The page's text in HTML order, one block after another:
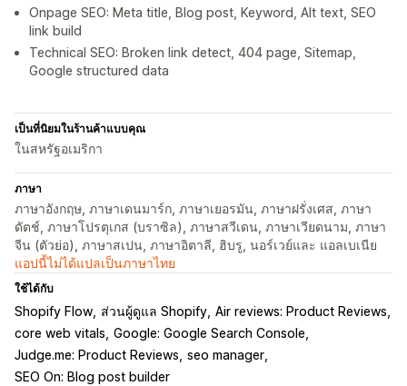
Onpage SEO: Meta title, Blog post, Keyword, Alt text, SEO
link build
Technical SEO: Broken link detect, 404 page, Sitemap,
Google structured data
เป็นที่นิยมในร้านค้าแบบคุณ
ในสหรัฐอเมริกา
ภาษา
ภาษาอังกฤษ, ภาษาเดนมาร์ก, ภาษาเยอรมัน, ภาษาฝรั่งเศส, ภาษา
ดัตช์, ภาษาโปรตุเกส (บราซิล), ภาษาสวีเดน, ภาษาเวียดนาม, ภาษา
จีน (ตัวย่อ), ภาษาสเปน, ภาษาอิตาลี, ฮิบรู, นอร์เวย์และ แอลเบเนีย
แอปนี้ไม่ได้แปลเป็นภาษาไทย
ใช้ได้กับ
Shopify Flow ส่วนผู้ดูแล Shopify Air reviews: Product Reviews
core web vitals Google: Google Search Console
Judge.me: Product Reviews seo manager
SEO On: Blog post builder